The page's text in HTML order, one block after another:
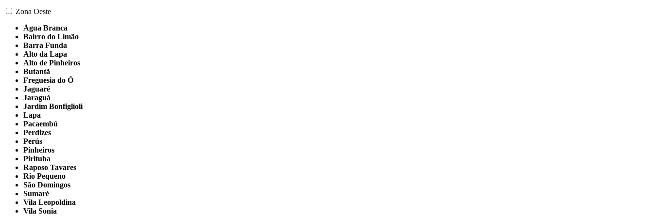
Zona Oeste
Água Branca
Bairro do Limão
Barra Funda
Alto da Lapa
Alto de Pinheiros
Butantã
Freguesia do Ó
Jaguaré
Jaraguá
Jardim Bonfiglioli
Lapa
Pacaembú
Perdizes
Perús
Pinheiros
Pirituba
Raposo Tavares
Rio Pequeno
São Domingos
Sumaré
Vila Leopoldina
Vila Sonia